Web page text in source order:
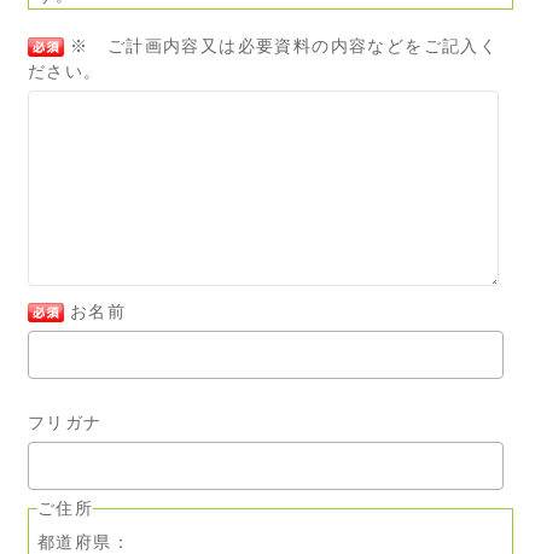
※ ご計画内容又は必要資料の内容などをご記入く
ださい。
お名前
フリガナ
ご住所
都道府県：